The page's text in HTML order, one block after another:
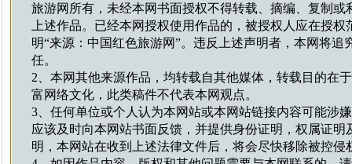
旅游网所有，未经本网书面授权不得转载、摘编、复制或
上述作品。已经本网授权使用作品的，被授权人应在授权
明“来源：中国红色旅游网”。违反上述声明者，本网将追
任。
2、本网其他来源作品，均转载自其他媒体，转载目的在
富网络文化，此类稿件不代表本网观点。
3、任何单位或个人认为本网站或本网站链接内容可能涉
应该及时向本网站书面反馈，并提供身份证明，权属证明
明，本网站在收到上述法律文件后，将会尽快移除被控侵